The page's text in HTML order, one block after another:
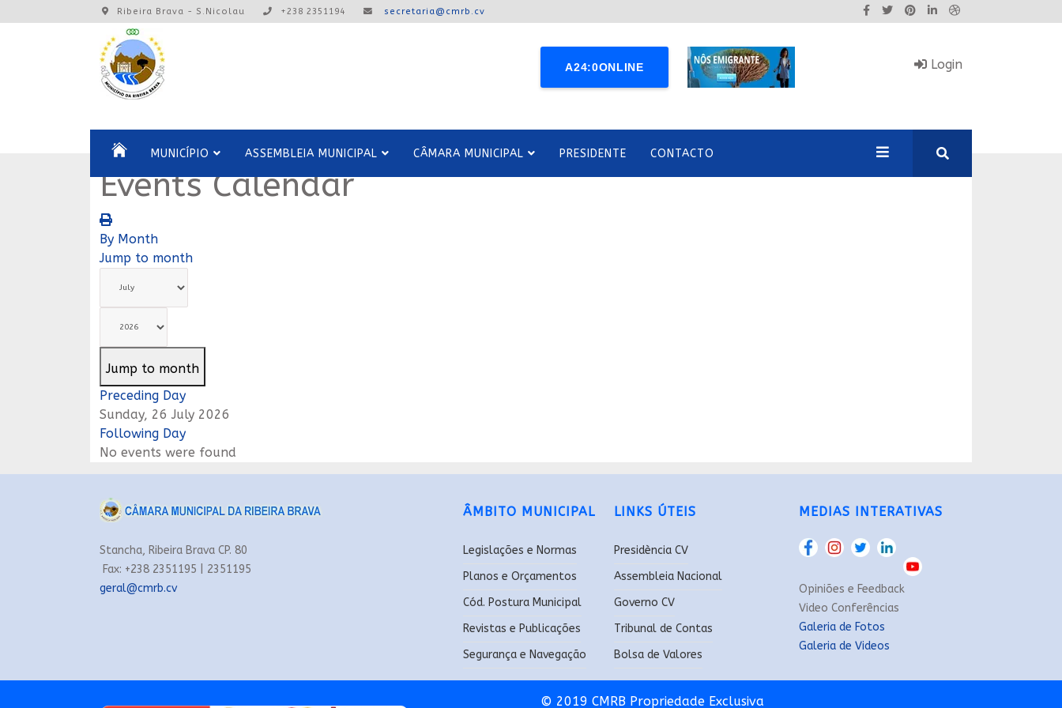
Ribeira Brava - S.Nicolau +238 2351194 secretaria@cmrb.cv
A24:0ONLINE Login
MUNICÍPIO ASSEMBLEIA MUNICIPAL CÂMARA MUNICIPAL PRESIDENTE CONTACTO
Events Calendar
By Month
Jump to month
Jump to month
Preceding Day
Sunday, 26 July 2026
Following Day
No events were found
Stancha, Ribeira Brava CP. 80
Fax: +238 2351195 | 2351195
geral@cmrb.cv
ÂMBITO MUNICIPAL
Legislações e Normas
Planos e Orçamentos
Cód. Postura Municipal
Revistas e Publicações
Segurança e Navegação
LINKS ÚTEIS
Presidència CV
Assembleia Nacional
Governo CV
Tribunal de Contas
Bolsa de Valores
MEDIAS INTERATIVAS
Opiniões e Feedback
Video Conferências
Galeria de Fotos
Galeria de Videos
© 2019 CMRB Propriedade Exclusiva